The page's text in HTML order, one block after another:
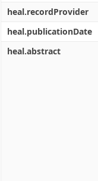
heal.recordProvider
heal.publicationDate
heal.abstract